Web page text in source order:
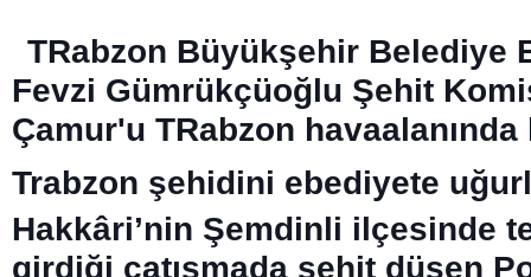
TRabzon Büyükşehir Belediye
Fevzi Gümrükçüoğlu Şehit
Çamur'u TRabzon havaalanında
Trabzon şehidini ebediyete
Hakkâri’nin Şemdinli ilçesinde
girdiği çatışmada şehit düşen